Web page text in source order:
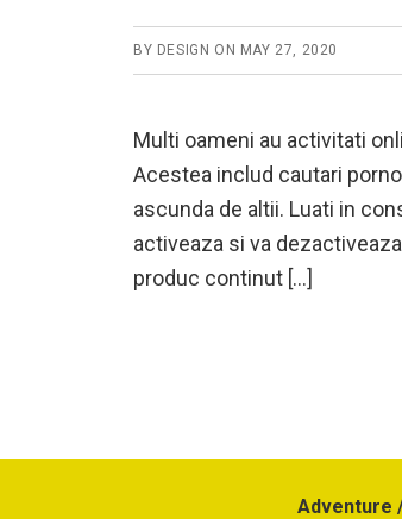
BY DESIGN ON MAY 27, 2020
Multi oameni au activitati
Acestea includ cautari
ascunda de altii. Luati in
activeaza si va
produc continut […]
Adventure